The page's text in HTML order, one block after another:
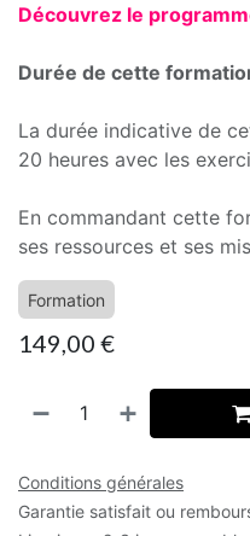
Découvrez le
Durée de cette
La durée indicative de
20 heures avec les
En commandant cette
ses ressources et ses
Formation
149,00 €
Conditions générales
Garantie satisfait ou